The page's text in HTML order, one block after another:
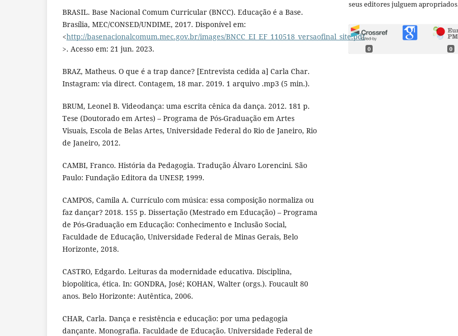
BRASIL. Base Nacional Comum Curricular (BNCC). Educação é a Base.
Brasília, MEC/CONSED/UNDIME, 2017. Disponível em:
<http://basenacionalcomum.mec.gov.br/images/BNCC_EI_EF_110518_versaofinal_site.pdf
>. Acesso em: 21 jun. 2023.
BRAZ, Matheus. O que é a trap dance? [Entrevista cedida a] Carla Char.
Instagram: via direct. Contagem, 18 mar. 2019. 1 arquivo .mp3 (5 min.).
BRUM, Leonel B. Videodança: uma escrita cênica da dança. 2012. 181 p.
Tese (Doutorado em Artes) – Programa de Pós-Graduação em Artes
Visuais, Escola de Belas Artes, Universidade Federal do Rio de Janeiro, Rio
de Janeiro, 2012.
CAMBI, Franco. História da Pedagogia. Tradução Álvaro Lorencini. São
Paulo: Fundação Editora da UNESP, 1999.
CAMPOS, Camila A. Currículo com música: essa composição normaliza ou
faz dançar? 2018. 155 p. Dissertação (Mestrado em Educação) – Programa
de Pós-Graduação em Educação: Conhecimento e Inclusão Social,
Faculdade de Educação, Universidade Federal de Minas Gerais, Belo
Horizonte, 2018.
CASTRO, Edgardo. Leituras da modernidade educativa. Disciplina,
biopolítica, ética. In: GONDRA, José; KOHAN, Walter (orgs.). Foucault 80
anos. Belo Horizonte: Autêntica, 2006.
CHAR, Carla. Dança e resistência e educação: por uma pedagogia
dançante. Monografia. Faculdade de Educação. Universidade Federal de
seus editores julguem
0 0